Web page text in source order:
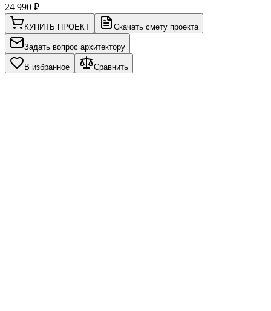
24 990 ₽
КУПИТЬ ПРОЕКТ Скачать смету проекта
Задать вопрос архитектору
В избранное Сравнить